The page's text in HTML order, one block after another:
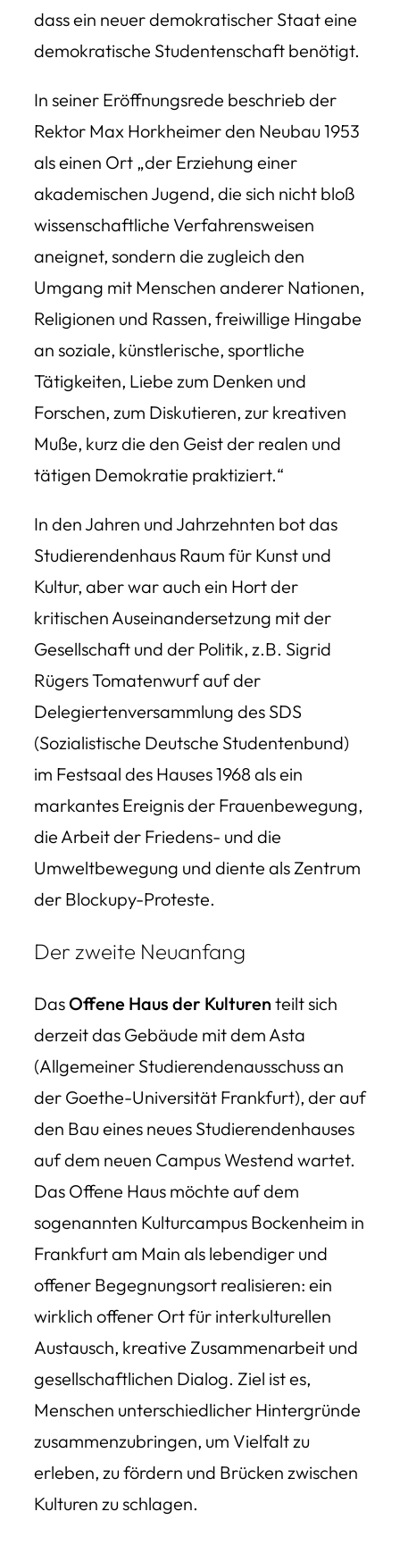
dass ein neuer demokratischer Staat eine
demokratische Studentenschaft benötigt.
In seiner Eröffnungsrede beschrieb der
Rektor Max Horkheimer den Neubau 1953
als einen Ort „der Erziehung einer
akademischen Jugend, die sich nicht bloß
wissenschaftliche Verfahrensweisen
aneignet, sondern die zugleich den
Umgang mit Menschen anderer Nationen,
Religionen und Rassen, freiwillige Hingabe
an soziale, künstlerische, sportliche
Tätigkeiten, Liebe zum Denken und
Forschen, zum Diskutieren, zur kreativen
Muße, kurz die den Geist der realen und
tätigen Demokratie praktiziert.“
In den Jahren und Jahrzehnten bot das
Studierendenhaus Raum für Kunst und
Kultur, aber war auch ein Hort der
kritischen Auseinandersetzung mit der
Gesellschaft und der Politik, z.B. Sigrid
Rügers Tomatenwurf auf der
Delegiertenversammlung des SDS
(Sozialistische Deutsche Studentenbund)
im Festsaal des Hauses 1968 als ein
markantes Ereignis der Frauenbewegung,
die Arbeit der Friedens- und die
Umweltbewegung und diente als Zentrum
der Blockupy-Proteste.
Der zweite Neuanfang
DasOffene Haus der Kulturen teilt sich
derzeit das Gebäude mit dem Asta
(Allgemeiner Studierendenausschuss an
der Goethe-Universität Frankfurt), der auf
den Bau eines neues Studierendenhauses
auf dem neuen Campus Westend wartet.
Das Offene Haus möchte auf dem
sogenannten Kulturcampus Bockenheim in
Frankfurt am Main als lebendiger und
offener Begegnungsort realisieren: ein
wirklich offener Ort für interkulturellen
Austausch, kreative Zusammenarbeit und
gesellschaftlichen Dialog. Ziel ist es,
Menschen unterschiedlicher Hintergründe
zusammenzubringen, um Vielfalt zu
erleben, zu fördern und Brücken zwischen
Kulturen zu schlagen.